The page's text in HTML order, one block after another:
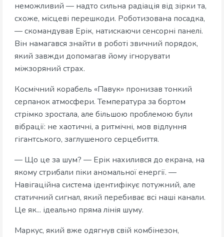
неможливий — надто сильна радіація від зірки та,
схоже, місцеві перешкоди. Роботизована посадка,
— скомандував Ерік, натискаючи сенсорні панелі.
Він намагався знайти в роботі звичний порядок,
який завжди допомагав йому ігнорувати
міжзоряний страх.
Космічний корабель «Павук» пронизав тонкий
серпанок атмосфери. Температура за бортом
стрімко зростала, але більшою проблемою були
вібрації: не хаотичні, а ритмічні, мов відлуння
гігантського, заглушеного серцебиття.
— Що це за шум? — Ерік нахилився до екрана, на
якому стрибали піки аномальної енергії. —
Навігаційна система ідентифікує потужний, але
статичний сигнал, який перебиває всі наші канали.
Це як... ідеально пряма лінія шуму.
Маркус, який вже одягнув свій комбінезон,